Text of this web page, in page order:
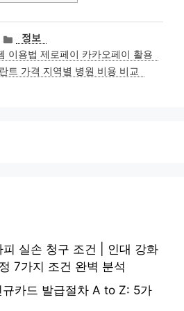
카
테
고
리
정보
이용법 제로페이 카카오페이 활용
트 가격 지역별 병원 비용 비교
실손 청구 조건 | 인대 강화
7가지 조건 완벽 분석
카드 발급절차 A to Z: 5가